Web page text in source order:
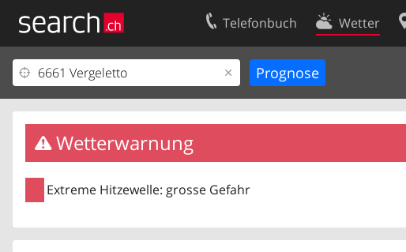
Telefonbuch Wetter
Wetterwarnung
Extreme Hitzewelle: grosse Gefahr
Ihr Eintrag
Kundencenter Geschäftskunden
Impressum
Kontakt
Nutzungsbedingungen
Datenschutzerklärung